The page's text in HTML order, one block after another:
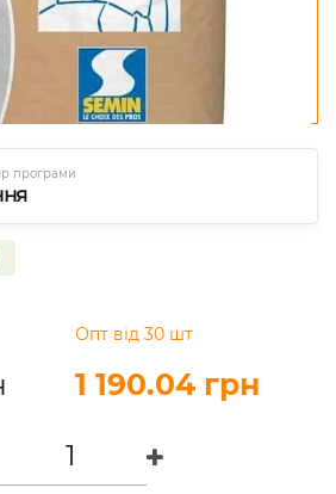
програми
Опт від 30 шт
1 190.04 грн